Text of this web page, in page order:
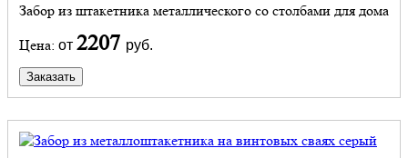
Забор из штакетника металлического со столбами для дома
Цена: от 2207 руб.
Заказать